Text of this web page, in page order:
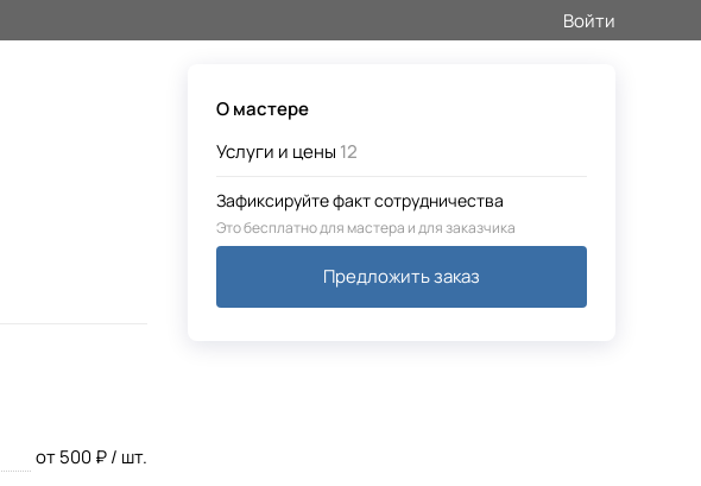
Войти
О мастере
Услуги и цены 12
Зафиксируйте факт сотрудничества
Это бесплатно для мастера и для заказчика
Предложить заказ
от 500 ₽ / шт.